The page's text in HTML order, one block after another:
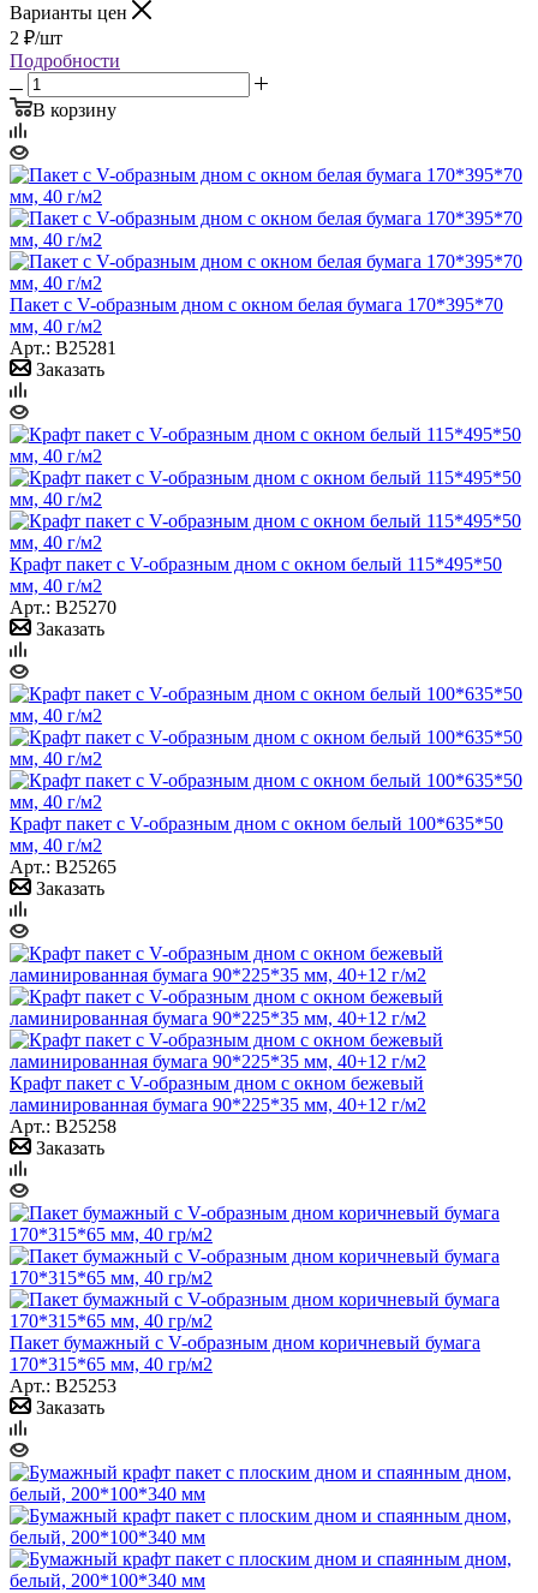
Варианты цен
2 ₽/шт
Подробности
В корзину
Пакет с V-образным дном с окном белая бумага 170*395*70
мм, 40 г/м2
Арт.: B25281
Заказать
Крафт пакет с V-образным дном с окном белый 115*495*50
мм, 40 г/м2
Арт.: B25270
Заказать
Крафт пакет с V-образным дном с окном белый 100*635*50
мм, 40 г/м2
Арт.: B25265
Заказать
Крафт пакет с V-образным дном с окном бежевый
ламинированная бумага 90*225*35 мм, 40+12 г/м2
Арт.: B25258
Заказать
Пакет бумажный с V-образным дном коричневый бумага
170*315*65 мм, 40 гр/м2
Арт.: B25253
Заказать